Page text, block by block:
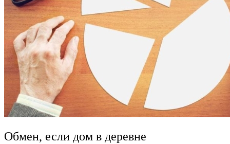
Обмен, если дом в деревне